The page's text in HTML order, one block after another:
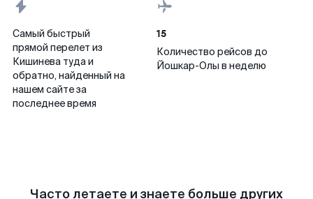
Самый быстрый
прямой перелет из
Кишинева туда и
обратно, найденный на
нашем сайте за
последнее время
15
Количество рейсов до
Йошкар-Олы в неделю
Часто летаете и знаете больше других